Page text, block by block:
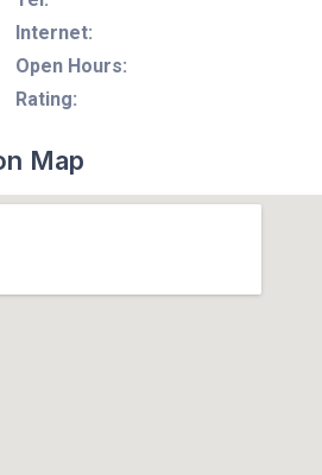
Internet:
Open Hours:
Rating:
Map